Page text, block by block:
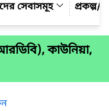
সেবাসমূহ প্রকল্প/
কাউনিয়া,